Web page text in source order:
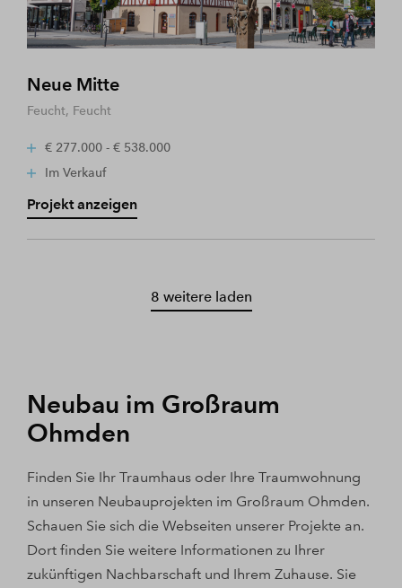
Neue Mitte
Feucht, Feucht
€ 277.000 - € 538.000
Im Verkauf
Projekt anzeigen
8 weitere laden
Neubau im Großraum
Ohmden
Finden Sie Ihr Traumhaus oder Ihre Traumwohnung
in unseren Neubauprojekten im Großraum Ohmden.
Schauen Sie sich die Webseiten unserer Projekte an.
Dort finden Sie weitere Informationen zu Ihrer
zukünftigen Nachbarschaft und Ihrem Zuhause. Sie